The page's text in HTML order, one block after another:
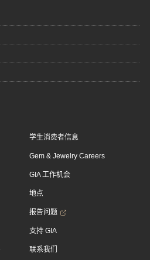
学生消费者信息
Gem & Jewelry Careers
GIA 工作机会
地点
报告问题
支持 GIA
联系我们